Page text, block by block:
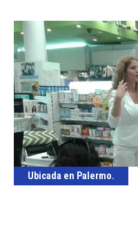
Ubicada en Palermo.